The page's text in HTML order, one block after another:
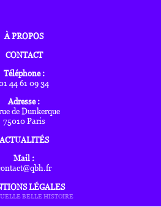
À PROPOS
CONTACT
Téléphone :
44 61 09 34
Adresse :
de Dunkerque
75010 Paris
Mail :
LÉGALES
BELLE HISTOIRE